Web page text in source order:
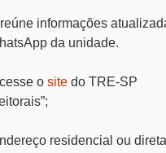
informações
da unidade.
o site do TRE-SP
residencial ou